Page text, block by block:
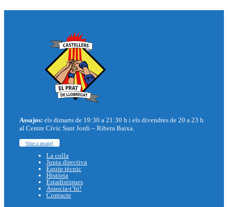
Assajos: els dimarts de 19:30 a 21:30 h i els divendres de 20 a 23 h
al Centre Cívic Sant Jordi – Ribera Baixa.
Vine a assaig!
La colla
Junta directiva
Equip tècnic
Història
Estadístiques
Associa-t’hi!
Contacte